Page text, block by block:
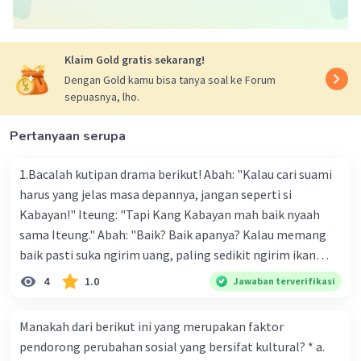
Biologi dimulai dengan kajian pada tingkat
yang paling sederhana, yaitu molekul yang
merupakan dasar dari kehidupan.
Kemudian, molekul membentuk sel, dan
jaringan.
Jaringan berkumpul dan berfungsi
bersama-sama untuk membentuk organ.
Organ-organ ini kemudian membentuk
sistem organ dalam tubuh organisme
individu.
Individu-individu yang serupa membentuk
Populasi yang berbeda-beda membentuk
komunitas di dalam ekosistem.
Klaim Gold gratis sekarang!
Dengan Gold kamu bisa tanya soal ke Forum
sepuasnya, lho.
Pertanyaan serupa
1.Bacalah kutipan drama berikut! Abah: "Kalau cari suami
harus yang jelas masa depannya, jangan seperti si
Kabayan!" Iteung: "Tapi Kang Kabayan mah baik nyaah
sama Iteung." Abah: "Baik? Baik apanya? Kalau memang
baik pasti suka ngirim uang, paling sedikit ngirim ikan
kesenangan Abah. Ikan gurame!" Ambu: "Abah teh
kumaha. Apa-apa selalu saja diukur pakai uang." Tokoh
jika menggunakan kostum a. celana panjang dan kaos
dengan rambut panjang dibiarkan terurai b. celana
4 1.0 Jawaban terverifikasi
Manakah dari berikut ini yang merupakan faktor
pendorong perubahan sosial yang bersifat kultural? * a.